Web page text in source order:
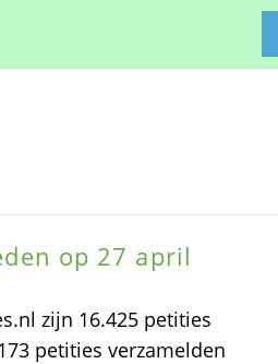
op 27 april
zijn 16.425 petities
petities verzamelden